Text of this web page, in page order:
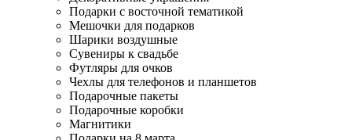
Подарки с восточной тематикой
Мешочки для подарков
Шарики воздушные
Сувениры к свадьбе
Футляры для очков
Чехлы для телефонов и планшетов
Подарочные пакеты
Подарочные коробки
Магнитики